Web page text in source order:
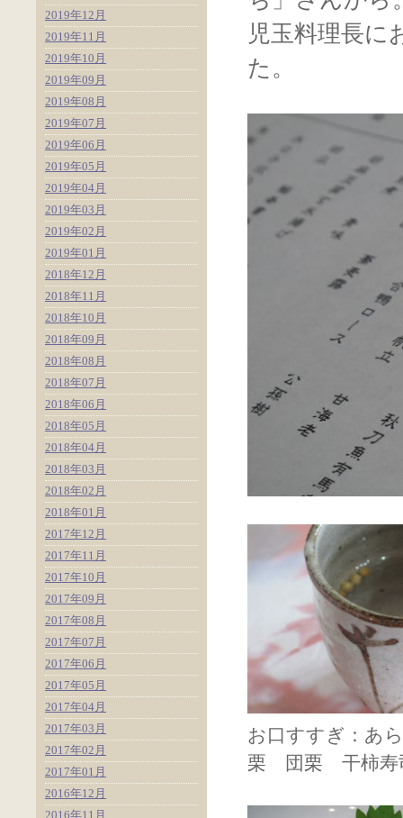
児玉料理長に
た。
お口すす
栗 団栗 干柿寿
2019年12月
2019年11月
2019年10月
2019年09月
2019年08月
2019年07月
2019年06月
2019年05月
2019年04月
2019年03月
2019年02月
2019年01月
2018年12月
2018年11月
2018年10月
2018年09月
2018年08月
2018年07月
2018年06月
2018年05月
2018年04月
2018年03月
2018年02月
2018年01月
2017年12月
2017年11月
2017年10月
2017年09月
2017年08月
2017年07月
2017年06月
2017年05月
2017年04月
2017年03月
2017年02月
2017年01月
2016年12月
2016年11月